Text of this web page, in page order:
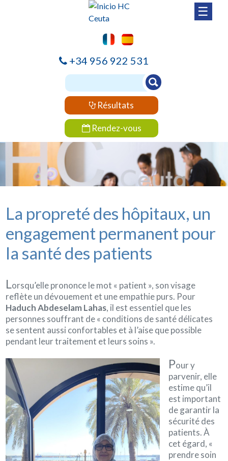
☰
+34 956 922 531
Résultats
Rendez-vous
La propreté des hôpitaux, un
engagement permanent pour
la santé des patients
Lorsqu’elle prononce le mot « patient », son visage
reflète un dévouement et une empathie purs. Pour
Haduch Abdeselam Lahas, il est essentiel que les
personnes souffrant de « conditions de santé délicates
se sentent aussi confortables et à l’aise que possible
pendant leur traitement et leurs soins ».
Pour y
parvenir, elle
estime qu’il
est important
de garantir la
sécurité des
patients. À
cet égard, «
prendre soin